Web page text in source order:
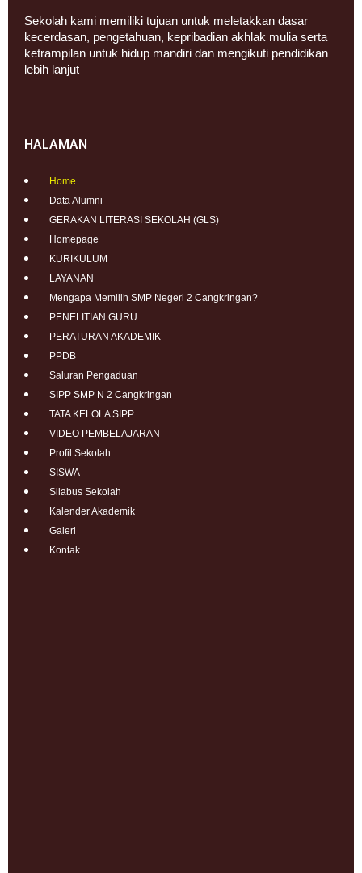
Sekolah kami memiliki tujuan untuk meletakkan dasar
kecerdasan, pengetahuan, kepribadian akhlak mulia serta
ketrampilan untuk hidup mandiri dan mengikuti pendidikan
lebih lanjut
HALAMAN
Home
Data Alumni
GERAKAN LITERASI SEKOLAH (GLS)
Homepage
KURIKULUM
LAYANAN
Mengapa Memilih SMP Negeri 2 Cangkringan?
PENELITIAN GURU
PERATURAN AKADEMIK
PPDB
Saluran Pengaduan
SIPP SMP N 2 Cangkringan
TATA KELOLA SIPP
VIDEO PEMBELAJARAN
Profil Sekolah
SISWA
Silabus Sekolah
Kalender Akademik
Galeri
Kontak